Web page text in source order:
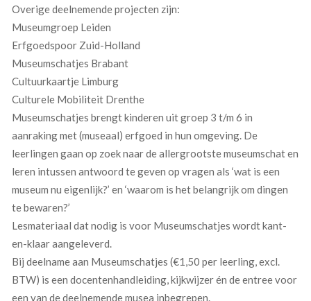
Overige deelnemende projecten zijn:
Museumgroep Leiden
Erfgoedspoor Zuid-Holland
Museumschatjes Brabant
Cultuurkaartje Limburg
Culturele Mobiliteit Drenthe
Museumschatjes brengt kinderen uit groep 3 t/m 6 in
aanraking met (museaal) erfgoed in hun omgeving. De
leerlingen gaan op zoek naar de allergrootste museumschat en
leren intussen antwoord te geven op vragen als ‘wat is een
museum nu eigenlijk?’ en ‘waarom is het belangrijk om dingen
te bewaren?’
Lesmateriaal dat nodig is voor Museumschatjes wordt kant-
en-klaar aangeleverd.
Bij deelname aan Museumschatjes (€1,50 per leerling, excl.
BTW) is een docentenhandleiding, kijkwijzer én de entree voor
een van de deelnemende musea inbegrepen.